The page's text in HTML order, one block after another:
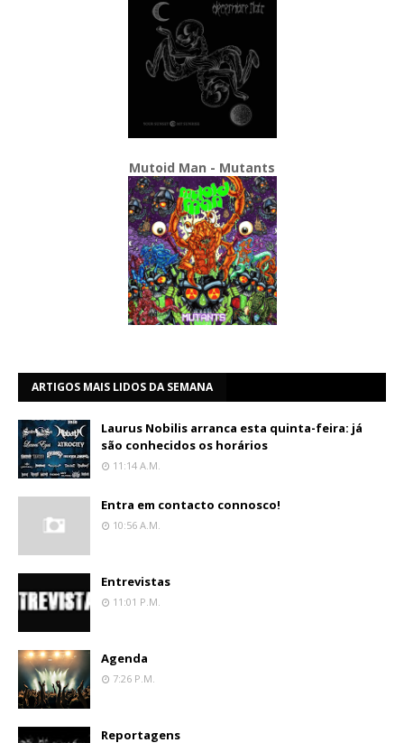
Mutoid Man - Mutants
ARTIGOS MAIS LIDOS DA SEMANA
Laurus Nobilis arranca esta quinta-feira: já
são conhecidos os horários
11:14 A.m.
Entra em contacto connosco!
10:56 A.m.
Entrevistas
11:01 P.m.
Agenda
7:26 P.m.
Reportagens